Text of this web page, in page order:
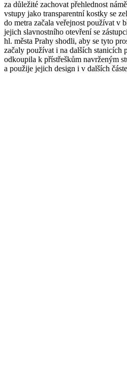
za důležité zachovat přehlednost
vstupy jako transparentní kostky se
do metra začala veřejnost používat v
jejich slavnostního otevření se
hl. města Prahy shodli, aby se tyto
začaly používat i na dalších stanicích
odkoupila k přístřeškům navrženým
a použije jejich design i v dalších